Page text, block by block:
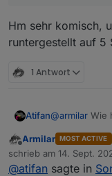
wieder
ausgelöst
Hm sehr komisch,
runtergestellt auf 5
1 Antwort
Atifan@armilar Wie
mache, die
Offline
Armilar MOST ACTIVE
schrieb am 14. Sept.
zuletzt editiert von
@atifan sagte in